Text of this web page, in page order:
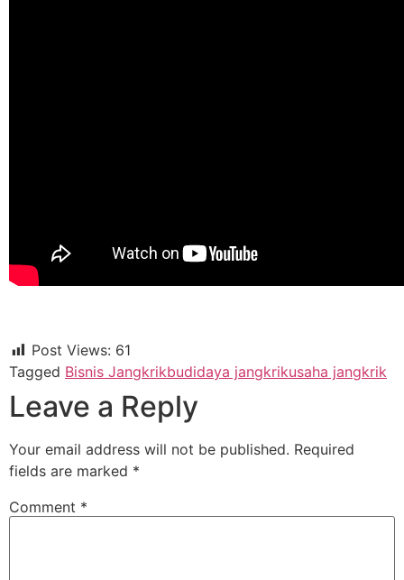
Post Views: 61
Tagged Bisnis Jangkrikbudidaya jangkrikusaha jangkrik
Leave a Reply
Your email address will not be published. Required
fields are marked *
Comment *